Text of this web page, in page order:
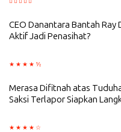
CEO Danantara Bantah Ray
Aktif Jadi Penasihat?
Merasa Difitnah atas
Saksi Terlapor Siapkan